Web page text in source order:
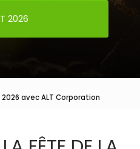
2026
avec ALT Corporation